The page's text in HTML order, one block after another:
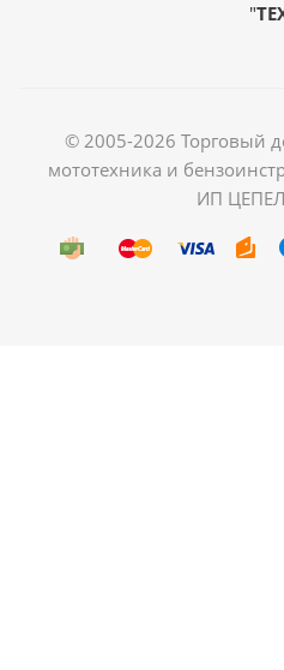
"
© 2005-2026 Торговый
мототехника и
ИП